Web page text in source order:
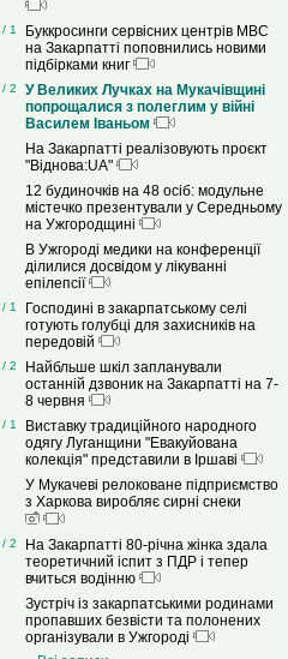
/ 1
Буккросинги сервісних центрів МВС
на Закарпатті поповнились новими
підбірками книг
/ 2
У Великих Лучках на Мукачівщині
попрощалися з полеглим у війні
Василем Іваньом
На Закарпатті реалізовують проєкт
"Віднова:UA"
12 будиночків на 48 осіб: модульне
містечко презентували у Середньому
на Ужгородщині
В Ужгороді медики на конференції
ділилися досвідом у лікуванні
епілепсії
/ 1
Господині в закарпатському селі
готують голубці для захисників на
передовій
/ 2
Найбльше шкіл запланували
останній дзвоник на Закарпатті на 7-
8 червня
/ 1
Виставку традиційного народного
одягу Луганщини "Евакуйована
колекція" представили в Іршаві
У Мукачеві релоковане підприємство
з Харкова виробляє сирні снеки
/ 2
На Закарпатті 80-річна жінка здала
теоретичний іспит з ПДР і тепер
вчиться водінню
Зустріч із закарпатськими родинами
пропавших безвісти та полонених
організували в Ужгороді